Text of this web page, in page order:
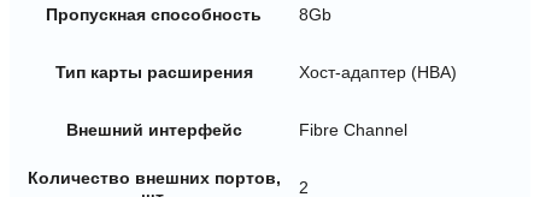
Пропускная способность 8Gb
Тип карты расширения Хост-адаптер (HBA)
Внешний интерфейс Fibre Channel
Количество внешних портов,
2